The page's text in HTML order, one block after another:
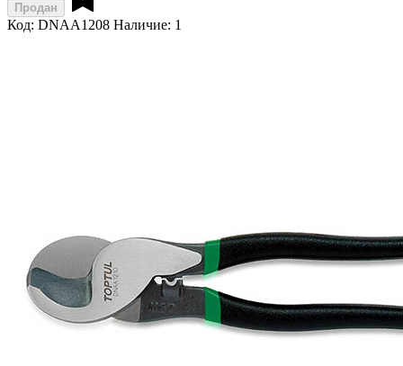
Продан
Код: DNAA1208 Наличие: 1